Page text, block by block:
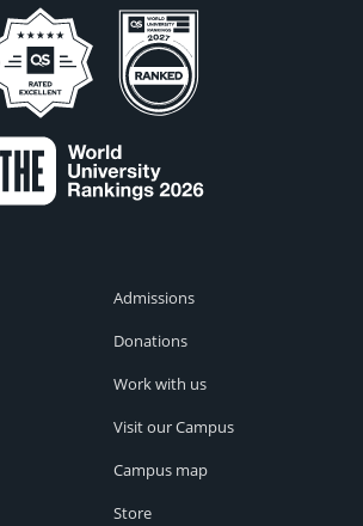
Admissions
Donations
Work with us
Visit our Campus
Campus map
Store